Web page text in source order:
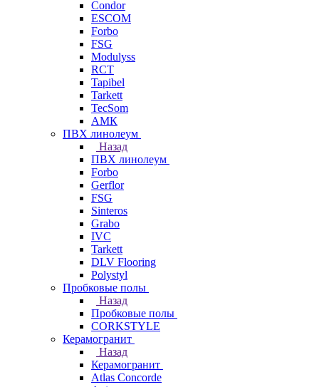
Condor
ESCOM
Forbo
FSG
Modulyss
RCT
Tapibel
Tarkett
TecSom
АМК
ПВХ линолеум
Назад
ПВХ линолеум
Forbo
Gerflor
FSG
Sinteros
Grabo
IVC
Tarkett
DLV Flooring
Polystyl
Пробковые полы
Назад
Пробковые полы
CORKSTYLE
Керамогранит
Назад
Керамогранит
Atlas Concorde